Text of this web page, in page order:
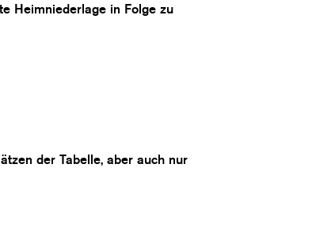
Heimniederlage in Folge zu
der Tabelle, aber auch nur